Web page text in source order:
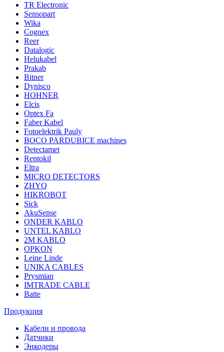
TR Electronic
Sensopart
Wika
Cognex
Reer
Datalogic
Helukabel
Prakab
Bitner
Dynisco
HOHNER
Elcis
Optex Fa
Faber Kabel
Fotoelektrik Pauly
BOCO PARDUBICE machines
Detectamet
Rentokil
Eltra
MICRO DETECTORS
ZHYQ
HIKROBOT
Sick
AkuSense
ONDER KABLO
UNTEL KABLO
2M KABLO
OPKON
Leine Linde
UNIKA CABLES
Prysmian
IMTRADE CABLE
Batte
Продукция
Кабели и провода
Датчики
Энкодеры